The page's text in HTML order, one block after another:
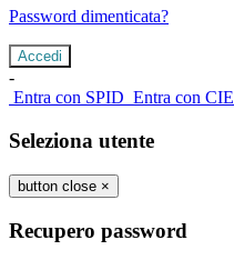
Password dimenticata?
-
Entra con SPID Entra con CIE
Seleziona utente
button close ×
Recupero password